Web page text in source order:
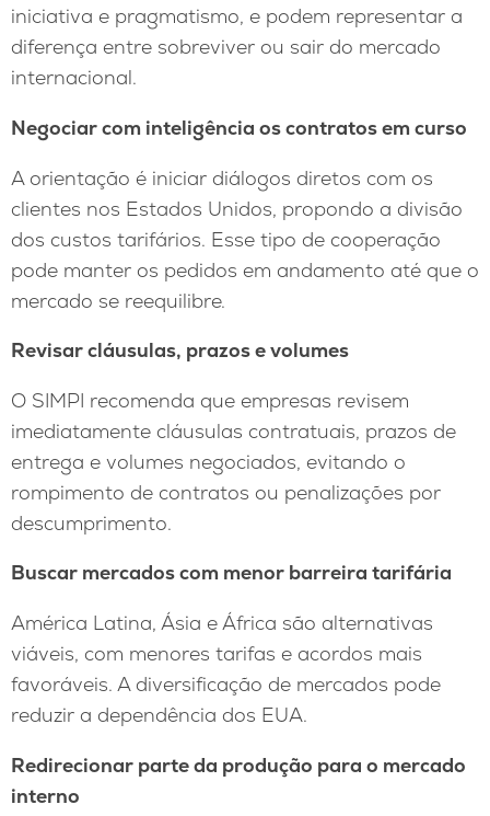
iniciativa e pragmatismo, e podem representar a
diferença entre sobreviver ou sair do mercado
internacional.
Negociar com inteligência os contratos em curso
A orientação é iniciar diálogos diretos com os
clientes nos Estados Unidos, propondo a divisão
dos custos tarifários. Esse tipo de cooperação
pode manter os pedidos em andamento até que o
mercado se reequilibre.
Revisar cláusulas, prazos e volumes
O SIMPI recomenda que empresas revisem
imediatamente cláusulas contratuais, prazos de
entrega e volumes negociados, evitando o
rompimento de contratos ou penalizações por
descumprimento.
Buscar mercados com menor barreira tarifária
América Latina, Ásia e África são alternativas
viáveis, com menores tarifas e acordos mais
favoráveis. A diversificação de mercados pode
reduzir a dependência dos EUA.
Redirecionar parte da produção para o mercado
interno